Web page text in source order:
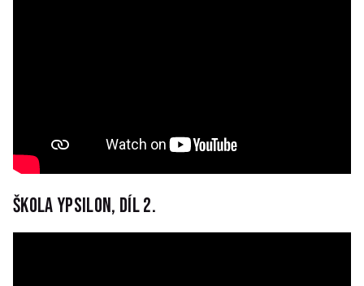
Škola Ypsilon, díl 2.